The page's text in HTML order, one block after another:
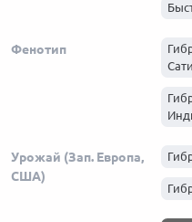
Фенотип
Урожай (Зап. Европа,
США)